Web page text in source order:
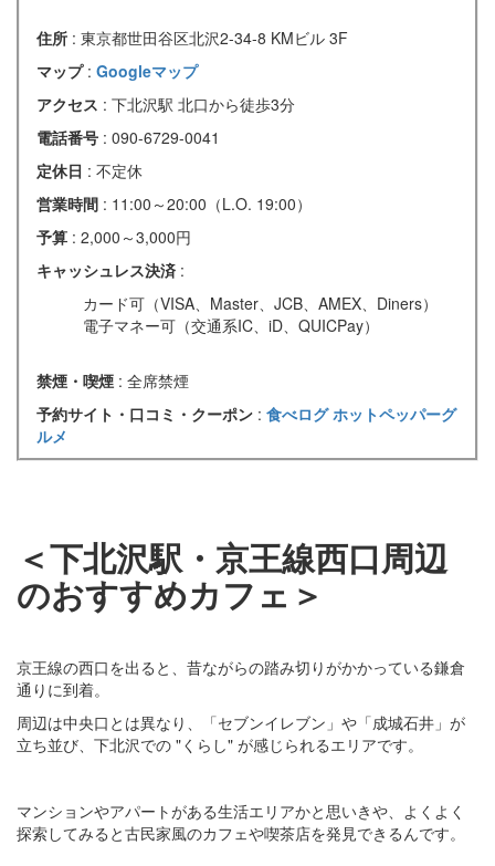
住所 : 東京都世田谷区北沢2-34-8 KMビル 3F
マップ : Googleマップ
アクセス : 下北沢駅 北口から徒歩3分
電話番号 : 090-6729-0041
定休日 : 不定休
営業時間 : 11:00～20:00（L.O. 19:00）
予算 : 2,000～3,000円
キャッシュレス決済 :
カード可（VISA、Master、JCB、AMEX、Diners）
電子マネー可（交通系IC、iD、QUICPay）
禁煙・喫煙 : 全席禁煙
予約サイト・口コミ・クーポン : 食べログホットペッパーグ
ルメ
＜下北沢駅・京王線西口周辺
のおすすめカフェ＞
京王線の西口を出ると、昔ながらの踏み切りがかかっている鎌倉
通りに到着。
周辺は中央口とは異なり、「セブンイレブン」や「成城石井」が
立ち並び、下北沢での "くらし" が感じられるエリアです。
マンションやアパートがある生活エリアかと思いきや、よくよく
探索してみると古民家風のカフェや喫茶店を発見できるんです。